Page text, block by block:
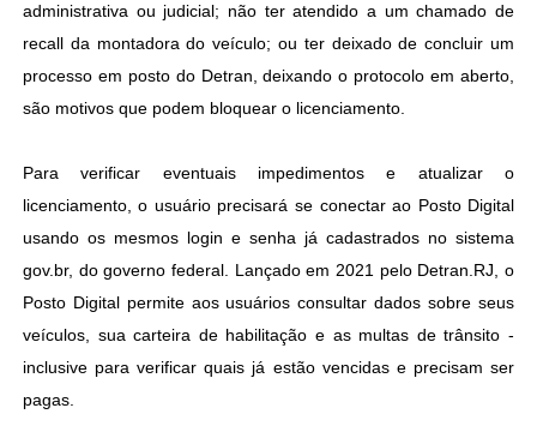
administrativa ou judicial; não ter atendido a um chamado de
recall da montadora do veículo; ou ter deixado de concluir um
processo em posto do Detran, deixando o protocolo em aberto,
são motivos que podem bloquear o licenciamento.
Para verificar eventuais impedimentos e atualizar o
licenciamento, o usuário precisará se conectar ao Posto Digital
usando os mesmos login e senha já cadastrados no sistema
gov.br, do governo federal. Lançado em 2021 pelo Detran.RJ, o
Posto Digital permite aos usuários consultar dados sobre seus
veículos, sua carteira de habilitação e as multas de trânsito -
inclusive para verificar quais já estão vencidas e precisam ser
pagas.